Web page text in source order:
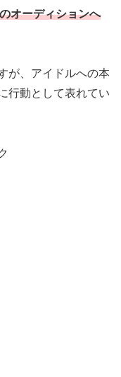
オーディションへ
が、アイドルへの本
行動として表れてい